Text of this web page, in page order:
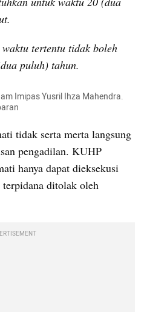
tertentu tidak boleh
puluh) tahun.
Imipas Yusril Ihza Mahendra.
tidak serta merta langsung
pengadilan. KUHP
hanya dapat dieksekusi
terpidana ditolak oleh